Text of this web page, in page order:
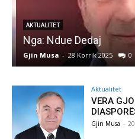
AKTUALITET
Nga: Ndue Dedaj
Gjin Musa - 28 Korrik 2025 0
Aktualitet
VERA
Gjin Musa -